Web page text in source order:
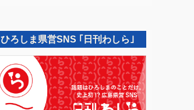
ひろしま県営SNS ｢日刊わしら｣